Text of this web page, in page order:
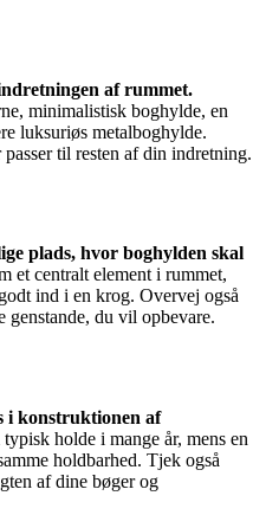
af rummet.
minimalistisk boghylde, en
luksuriøs metalboghylde.
til resten af din indretning.
plads, hvor boghylden skal
et centralt element i rummet,
ind i en krog. Overvej også
genstande, du vil opbevare.
i konstruktionen af
holde i mange år, mens en
holdbarhed. Tjek også
af dine bøger og